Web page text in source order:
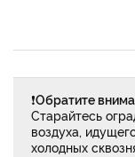
❗Обратите
Старайтесь
воздуха,
холодных